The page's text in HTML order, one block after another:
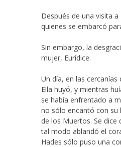
Después de una visita
quienes se embarcó
Sin embargo, la
mujer, Eurídice.
Un día, en las
Ella huyó, y mientras
se había enfrentado a
no sólo encantó con su
de los Muertos. Se
tal modo ablandó el
Hades sólo puso una